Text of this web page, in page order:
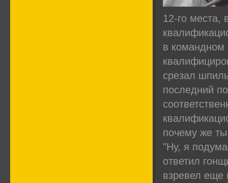
12-го места,
в командном
срезал
последний
почему же
"Ну, я
ответил
взревел еще